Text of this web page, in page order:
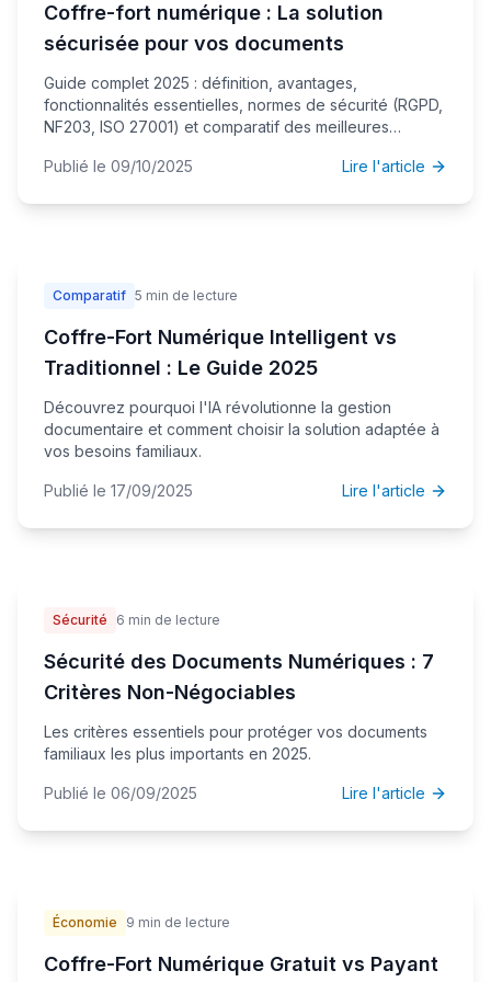
Coffre-fort numérique : La solution
sécurisée pour vos documents
Guide complet 2025 : définition, avantages,
fonctionnalités essentielles, normes de sécurité (RGPD,
NF203, ISO 27001) et comparatif des meilleures
Publié le 09/10/2025
Lire l'article
Comparatif 5 min de lecture
Coffre-Fort Numérique Intelligent vs
Traditionnel : Le Guide 2025
Découvrez pourquoi l'IA révolutionne la gestion
documentaire et comment choisir la solution adaptée à
vos besoins familiaux.
Publié le 17/09/2025 Lire l'article
Sécurité 6 min de lecture
Sécurité des Documents Numériques : 7
Critères Non-Négociables
Les critères essentiels pour protéger vos documents
familiaux les plus importants en 2025.
Publié le 06/09/2025 Lire l'article
Économie 9 min de lecture
Coffre-Fort Numérique Gratuit vs Payant